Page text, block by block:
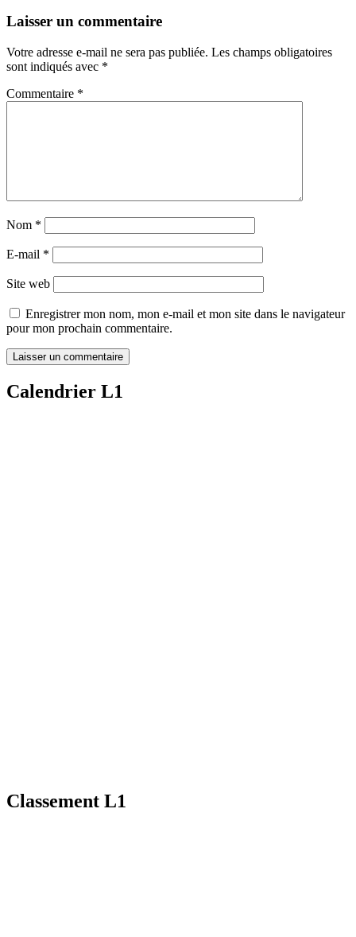
Laisser un commentaire
Votre adresse e-mail ne sera pas publiée. Les champs obligatoires
sont indiqués avec *
Commentaire *
Nom *
E-mail *
Site web
Enregistrer mon nom, mon e-mail et mon site dans le navigateur
pour mon prochain commentaire.
Calendrier L1
Classement L1